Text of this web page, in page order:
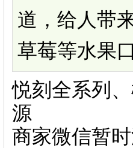
道，给人带
草莓等水果
悦刻全系列
源
商家微信暂